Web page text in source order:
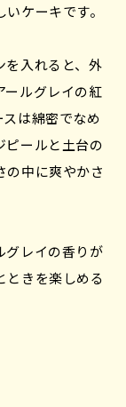
ケーキです。
を入れると、外
ールグレイの紅
は綿密でなめ
ピールと土台の
の中に爽やかさ
グレイの香りが
ときを楽しめる